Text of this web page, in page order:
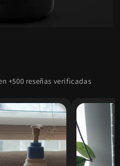
+500 reseñas verificadas